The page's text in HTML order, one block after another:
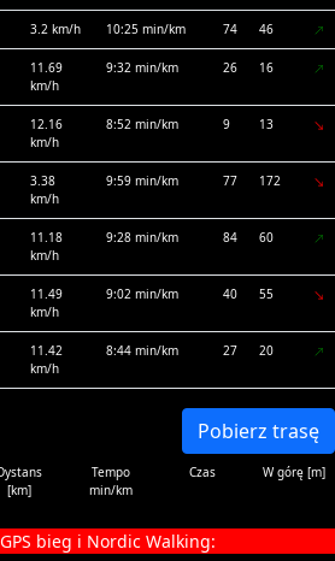
3.2 km/h 10:25 min/km 74 46
11.69
km/h
9:32 min/km 26 16
12.16
km/h
8:52 min/km 9 13
3.38
km/h
9:59 min/km 77 172
11.18
km/h
9:28 min/km 84 60
11.49
km/h
9:02 min/km 40 55
11.42
km/h
8:44 min/km 27 20
Pobierz trasę
[km]
Tempo
min/km
Czas W górę [m]
bieg i Nordic Walking: